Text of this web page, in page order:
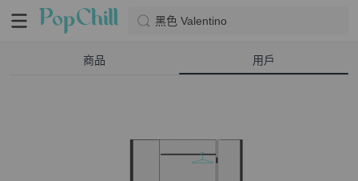
黑色 Valentino
商品 用戶